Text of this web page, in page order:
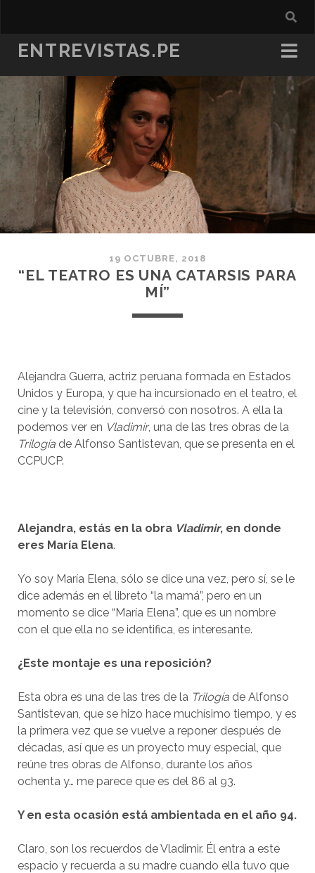
ENTREVISTAS.PE
19 OCTUBRE, 2018
“EL TEATRO ES UNA CATARSIS PARA
MÍ”
Alejandra Guerra, actriz peruana formada en Estados
Unidos y Europa, y que ha incursionado en el teatro, el
cine y la televisión, conversó con nosotros. A ella la
podemos ver en Vladimir, una de las tres obras de la
Trilogíade Alfonso Santistevan, que se presenta en el
CCPUCP.
Alejandra, estás en la obra Vladimir, en donde
eres María Elena.
Yo soy María Elena, sólo se dice una vez, pero sí, se le
dice además en el libreto “la mamá”, pero en un
momento se dice “María Elena”, que es un nombre
con el que ella no se identifica, es interesante.
¿Este montaje es una reposición?
Esta obra es una de las tres de la Trilogíade Alfonso
Santistevan, que se hizo hace muchísimo tiempo, y es
la primera vez que se vuelve a reponer después de
décadas, así que es un proyecto muy especial, que
reúne tres obras de Alfonso, durante los años
ochenta y… me parece que es del 86 al 93.
Y en esta ocasión está ambientada en el año 94.
Claro, son los recuerdos de Vladimir. Él entra a este
espacio y recuerda a su madre cuando ella tuvo que